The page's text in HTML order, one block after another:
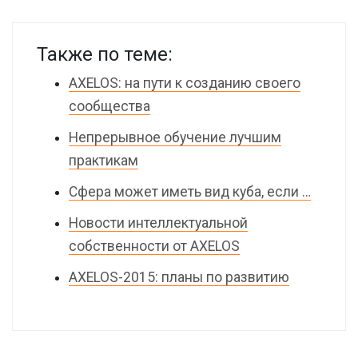
Также по теме:
AXELOS: на пути к созданию своего
сообщества
Непрерывное обучение лучшим
практикам
Сфера может иметь вид куба, если …
Новости интеллектуальной
собственности от AXELOS
AXELOS-2015: планы по развитию